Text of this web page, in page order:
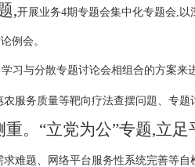
,开展业务4期专题会集中化专题会,
例会。
习与分散专题讨论会相组合的方案
服务质量等靶向疗法查摆问題、专
。 “立党为公”专题,立
难题、网络平台服务性系统完善等